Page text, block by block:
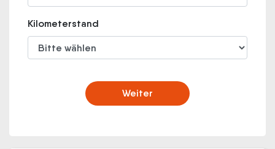
Kilometerstand
Weiter